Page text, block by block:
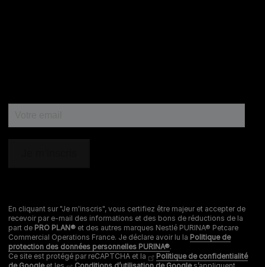
En cliquant sur "Je m'inscris", vous certifiez être majeur et accepter de
recevoir par e-mail des informations et des bons de réductions de la
part de PRO PLAN® et des autres marques Nestlé PURINA® Petcare
Commercial Operations France. Je déclare avoir lu la Politique de
protection des données personnelles PURINA®.
Ce site est protégé par reCAPTCHA et la
Politique de confidentialité
Sitemap